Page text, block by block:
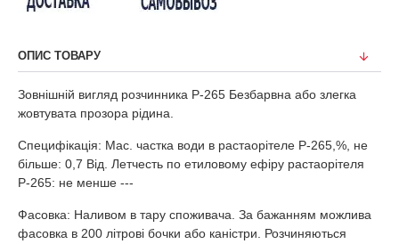
ОПИС ТОВАРУ
Зовнішній вигляд розчинника Р-265 Безбарвна або злегка
жовтувата прозора рідина.
Специфікація: Мас. частка води в растаорітеле Р-265,%, не
більше: 0,7 Від. Летчесть по етиловому ефіру растаорітеля
Р-265: не менше ---
Фасовка: Наливом в тару споживача. За бажанням можлива
фасовка в 200 літрові бочки або каністри. Розчиняються